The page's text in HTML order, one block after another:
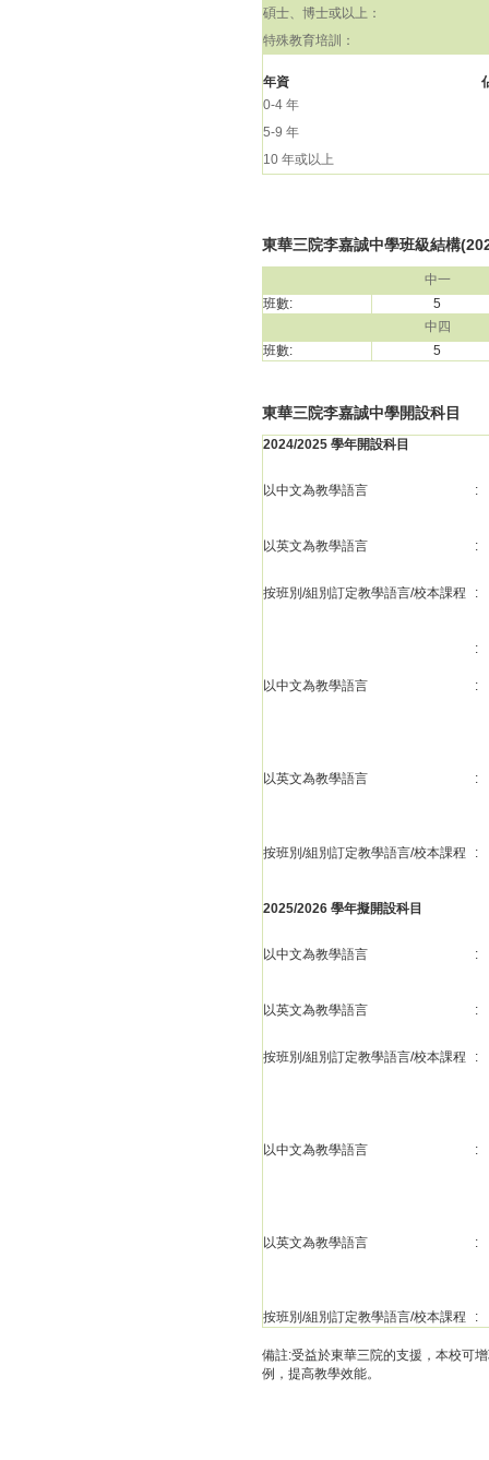
碩士、博士或以上：
特殊教育培訓：
年資
0-4 年
5-9 年
10 年或以上
東華三院李嘉誠中學班級結構
中一
班數:
5
中四
班數:
5
東華三院李嘉誠中學開設科目
2024/2025 學年開設科目
以中文為教學語言 :
以英文為教學語言 :
按班別/組別訂定教學語言/校本課程 :
:
以中文為教學語言 :
以英文為教學語言 :
按班別/組別訂定教學語言/校本課程 :
2025/2026 學年擬開設科目
以中文為教學語言 :
以英文為教學語言 :
按班別/組別訂定教學語言/校本課程 :
以中文為教學語言 :
以英文為教學語言 :
按班別/組別訂定教學語言/校本課程 :
備註:受益於東華三院的支援，本校可
例，提高教學效能。